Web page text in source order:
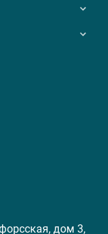
дом 3,